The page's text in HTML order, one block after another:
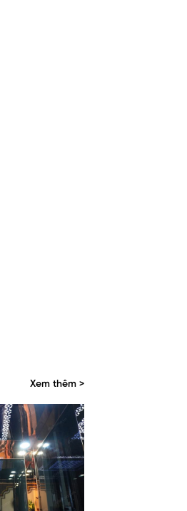
Xem thêm >